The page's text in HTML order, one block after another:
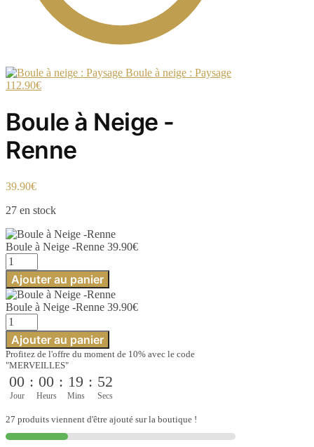
Boule à neige : Paysage
112.90€
Boule à Neige -
Renne
39.90€
27 en stock
Boule à Neige -Renne 39.90€
quantité
de
Boule
à
Neige
Renne
Ajouter au panier
Boule à Neige -Renne 39.90€
quantité
de
Boule
à
Neige
Renne
Ajouter au panier
Profitez de l'offre du moment de 10% avec le code
"MERVEILLES"
00
Jour
: 00
Heurs
: 19
Mins
: 51
Secs
27 produits viennent d'être ajouté sur la boutique !